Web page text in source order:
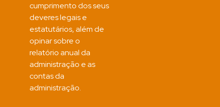
cumprimento dos seus
deveres legais e
estatutários, além de
opinar sobre o
relatório anual da
administração e as
contas da
administração.